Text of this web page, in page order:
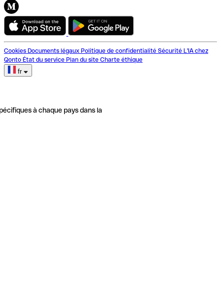
Cookies Documents légaux Politique de confidentialité Sécurité L'IA chez
Qonto État du service Plan du site Charte éthique
fr
à chaque pays dans la